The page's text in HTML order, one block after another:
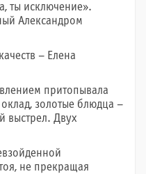
ты исключение».
Александром
– Елена
притопывала
золотые блюдца –
выстрел. Двух
не прекращая